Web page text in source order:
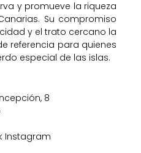
y promueve la riqueza
Su compromiso
y el trato cercano la
referencia para quienes
especial de las islas.
8
Instagram